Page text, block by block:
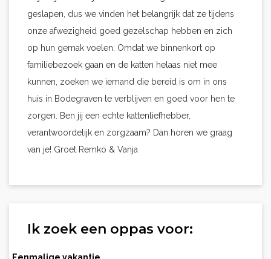
geslapen, dus we vinden het belangrijk dat ze tijdens
onze afwezigheid goed gezelschap hebben en zich
op hun gemak voelen. Omdat we binnenkort op
familiebezoek gaan en de katten helaas niet mee
kunnen, zoeken we iemand die bereid is om in ons
huis in Bodegraven te verblijven en goed voor hen te
zorgen. Ben jij een echte kattenliefhebber,
verantwoordelijk en zorgzaam? Dan horen we graag
van je! Groet Remko & Vanja
Ik zoek een oppas voor: